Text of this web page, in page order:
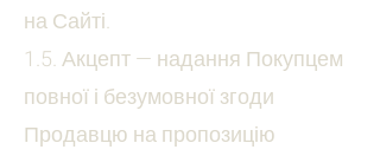
на Сайті.
1.5. Акцепт — надання Покупцем
повної і безумовної згоди
Продавцю на пропозицію